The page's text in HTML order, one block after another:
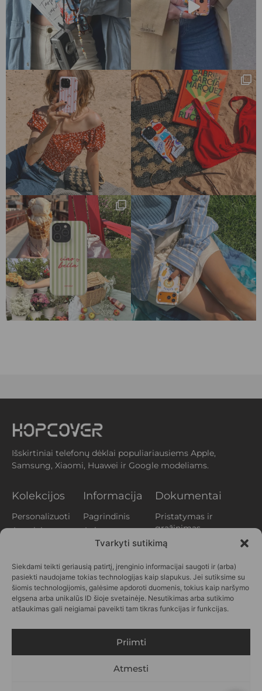
Tvarkyti sutikimą
Siekdami teikti geriausią patirtį, įrenginio informacijai saugoti ir (arba)
pasiekti naudojame tokias technologijas kaip slapukus. Jei sutiksime su
šiomis technologijomis, galėsime apdoroti duomenis, tokius kaip naršymo
elgsena arba unikalūs ID šioje svetainėje. Nesutikimas arba sutikimo
atšaukimas gali neigiamai paveikti tam tikras funkcijas ir funkcijas.
Priimti
Atmesti
Išskirtiniai telefonų dėklai populiariausiems Apple,
Samsung, Xiaomi, Huawei ir Google modeliams.
Kolekcijos
Personalizuoti
Augalai
Printai
Vasara
Personažai
Informacija
Pagrindinis
Apie mus
Klientų
Kontaktai
DUK
Verslui
Dokumentai
Pristatymas ir
grąžinimas
Privatumo
Slapukų politika
(EU)
SEKITE